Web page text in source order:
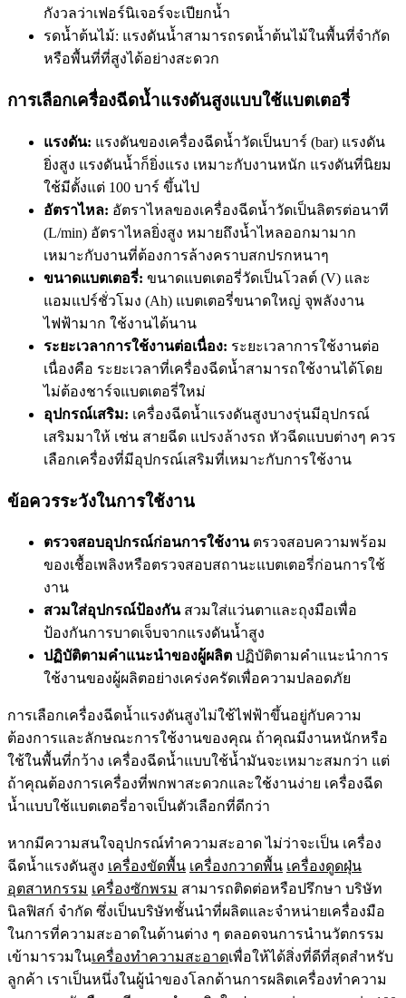
กังวลว่าเฟอร์นิเจอร์จะเปียกน้ำ
รดน้ำต้นไม้: แรงดันน้ำสามารถรดน้ำต้นไม้ในพื้นที่จำกัด
หรือพื้นที่ที่สูงได้อย่างสะดวก
การเลือกเครื่องฉีดน้ำแรงดันสูงแบบใช้แบตเตอรี่
แรงดัน: แรงดันของเครื่องฉีดน้ำวัดเป็นบาร์ (bar) แรงดัน
ยิ่งสูง แรงดันน้ำก็ยิ่งแรง เหมาะกับงานหนัก แรงดันที่นิยม
ใช้มีตั้งแต่ 100 บาร์ ขึ้นไป
อัตราไหล: อัตราไหลของเครื่องฉีดน้ำวัดเป็นลิตรต่อนาที
(L/min) อัตราไหลยิ่งสูง หมายถึงน้ำไหลออกมามาก
เหมาะกับงานที่ต้องการล้างคราบสกปรกหนาๆ
ขนาดแบตเตอรี่: ขนาดแบตเตอรี่วัดเป็นโวลต์ (V) และ
แอมแปร์ชั่วโมง (Ah) แบตเตอรี่ขนาดใหญ่ จุพลังงาน
ไฟฟ้ามาก ใช้งานได้นาน
ระยะเวลาการใช้งานต่อเนื่อง: ระยะเวลาการใช้งานต่อ
เนื่องคือ ระยะเวลาที่เครื่องฉีดน้ำสามารถใช้งานได้โดย
ไม่ต้องชาร์จแบตเตอรี่ใหม่
อุปกรณ์เสริม: เครื่องฉีดน้ำแรงดันสูงบางรุ่นมีอุปกรณ์
เสริมมาให้ เช่น สายฉีด แปรงล้างรถ หัวฉีดแบบต่างๆ ควร
เลือกเครื่องที่มีอุปกรณ์เสริมที่เหมาะกับการใช้งาน
ข้อควรระวังในการใช้งาน
ตรวจสอบอุปกรณ์ก่อนการใช้งาน ตรวจสอบความพร้อม
ของเชื้อเพลิงหรือตรวจสอบสถานะแบตเตอรี่ก่อนการใช้
งาน
สวมใส่อุปกรณ์ป้องกัน สวมใส่แว่นตาและถุงมือเพื่อ
ป้องกันการบาดเจ็บจากแรงดันน้ำสูง
ปฏิบัติตามคำแนะนำของผู้ผลิต ปฏิบัติตามคำแนะนำการ
ใช้งานของผู้ผลิตอย่างเคร่งครัดเพื่อความปลอดภัย
การเลือกเครื่องฉีดน้ำแรงดันสูงไม่ใช้ไฟฟ้าขึ้นอยู่กับความ
ต้องการและลักษณะการใช้งานของคุณ ถ้าคุณมีงานหนักหรือ
ใช้ในพื้นที่กว้าง เครื่องฉีดน้ำแบบใช้น้ำมันจะเหมาะสมกว่า แต่
ถ้าคุณต้องการเครื่องที่พกพาสะดวกและใช้งานง่าย เครื่องฉีด
น้ำแบบใช้แบตเตอรี่อาจเป็นตัวเลือกที่ดีกว่า
หากมีความสนใจอุปกรณ์ทำความสะอาด ไม่ว่าจะเป็น เครื่อง
ฉีดน้ำแรงดันสูง เครื่องขัดพื้น เครื่องกวาดพื้น เครื่องดูดฝุ่น
อุตสาหกรรม เครื่องซักพรม สามารถติดต่อหรือปรึกษา บริษัท
นิลฟิสก์ จำกัด ซึ่งเป็นบริษัทชั้นนำที่ผลิตและจำหน่ายเครื่องมือ
ในการที่ความสะอาดในด้านต่าง ๆ ตลอดจนการนำนวัตกรรม
เข้ามารวมในเครื่องทำความสะอาดเพื่อให้ได้สิ่งที่ดีที่สุดสำหรับ
ลูกค้า เราเป็นหนึ่งในผู้นำของโลกด้านการผลิตเครื่องทำความ